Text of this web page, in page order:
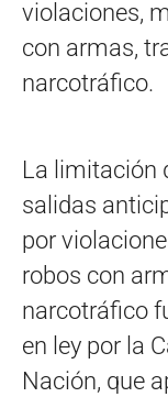
violaciones,
con armas,
narcotráfico.
La limitación
salidas
por
robos con
narcotráfico
en ley por la
Nación, que